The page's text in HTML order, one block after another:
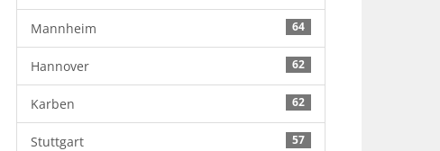
64
Mannheim
62
Hannover
62
Karben
57
Stuttgart